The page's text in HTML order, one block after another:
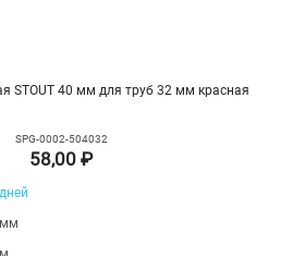
STOUT 40 мм для труб 32 мм красная
SPG-0002-504032
58,00 ₽